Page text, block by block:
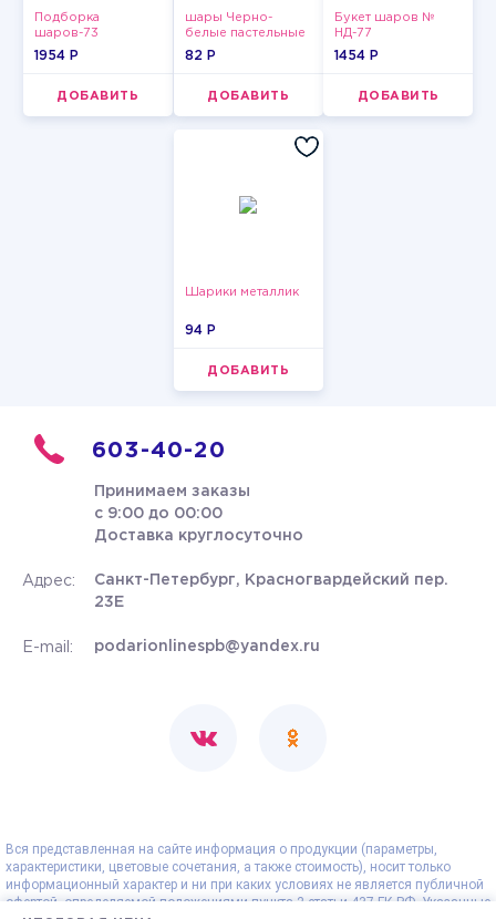
Подборка
шаров-73
1954 P
ДОБАВИТЬ
шары Черно-
белые пастельные
82 P
ДОБАВИТЬ
Букет шаров №
НД-77
1454 P
ДОБАВИТЬ
Шарики металлик
94 P
ДОБАВИТЬ
603-40-20
Принимаем заказы
с 9:00 до 00:00
Доставка круглосуточно
Адрес:
Санкт-Петербург, Красногвардейский пер.
23Е
E-mail: podarionlinespb@yandex.ru
Вся представленная на сайте информация о продукции (параметры,
характеристики, цветовые сочетания, а также стоимость), носит только
информационный характер и ни при каких условиях не является публичной
офертой, определяемой положениями пункта 2 статьи 437 ГК РФ. Указанные